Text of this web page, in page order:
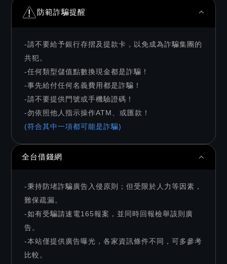
防範詐騙提醒
-請不要給予銀行存摺及提款卡，以免成為詐騙集團的
共犯。
-任何類型儲值點數換現金都是詐騙！
-事先給付任何名義費用都是詐騙！
-請不要提供門號或手機驗證碼！
-勿依照他人指示操作ATM、或匯款！
(符合其中一項都可能是詐騙)
全台借錢網
-秉持防堵詐騙廣告入侵原則；但受限於人力等因素，
難保疏漏。
-如有受騙請速電165報案，並同時回報檢舉該則廣
告。
-本站僅提供廣告曝光，各家資訊條件不同，可多參考
比較。